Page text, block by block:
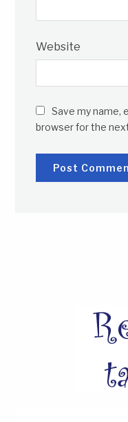
Website
Save my name,
browser for the